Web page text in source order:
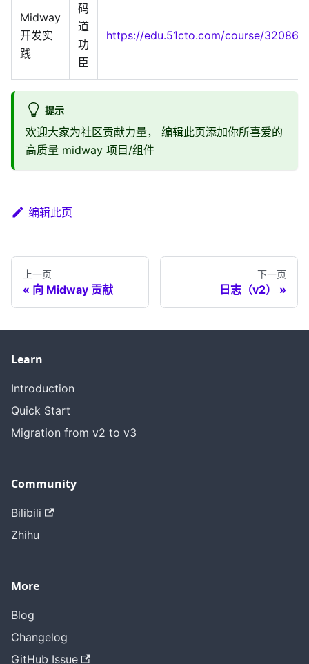
Midway
开发实
践
码
道
功
臣
https://edu.51cto.com/course/
提示
欢迎大家为社区贡献力量， 编辑此页添加你所喜爱的
高质量 midway 项目/组件
编辑此页
上一页
向 Midway 贡献
下一页
日志（v2）
Learn
Introduction
Quick Start
Migration from v2 to v3
Community
Bilibili
Zhihu
More
Blog
Changelog
GitHub Issue